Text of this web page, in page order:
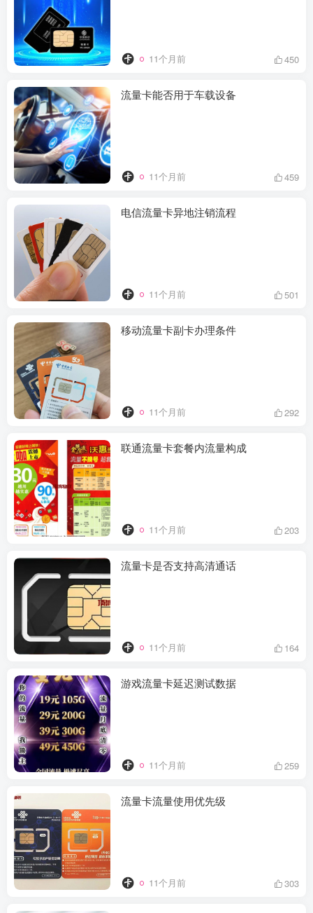
11个月前 450
流量卡能否用于车载设备
11个月前 459
电信流量卡异地注销流程​
11个月前 501
移动流量卡副卡办理条件​
11个月前 292
联通流量卡套餐内流量构成​
11个月前 203
流量卡是否支持高清通话​
11个月前 164
游戏流量卡延迟测试数据​
11个月前 259
流量卡流量使用优先级​
11个月前 303